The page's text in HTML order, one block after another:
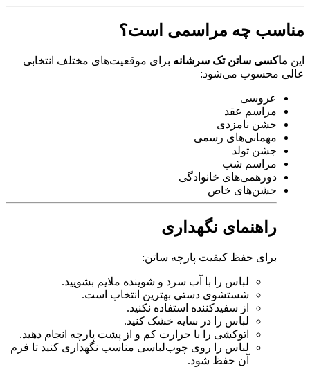
مناسب چه مراسمی است؟
این ماکسی ساتن تک سرشانه برای موقعیت‌های مختلف انتخابی
عالی محسوب می‌شود:
عروسی
مراسم عقد
جشن نامزدی
مهمانی‌های رسمی
جشن تولد
مراسم شب
دورهمی‌های خانوادگی
جشن‌های خاص
راهنمای نگهداری
برای حفظ کیفیت پارچه ساتن:
لباس را با آب سرد و شوینده ملایم بشویید.
شستشوی دستی بهترین انتخاب است.
از سفیدکننده استفاده نکنید.
لباس را در سایه خشک کنید.
اتوکشی را با حرارت کم و از پشت پارچه انجام دهید.
لباس را روی چوب‌لباسی مناسب نگهداری کنید تا فرم
آن حفظ شود.